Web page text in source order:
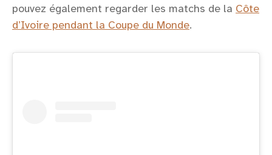
pouvez également regarder les matchs de la Côte
d’Ivoire pendant la Coupe du Monde.